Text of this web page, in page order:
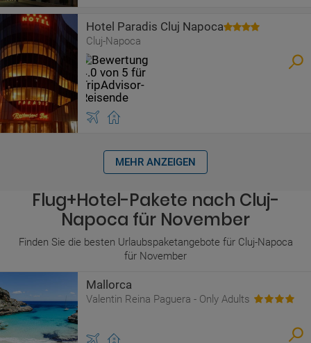
Hotel Paradis Cluj Napoca
Cluj-Napoca
MEHR ANZEIGEN
Flug+Hotel-Pakete nach Cluj-
Napoca für November
Finden Sie die besten Urlaubspaketangebote für Cluj-Napoca
für November
Mallorca
Valentin Reina Paguera - Only Adults